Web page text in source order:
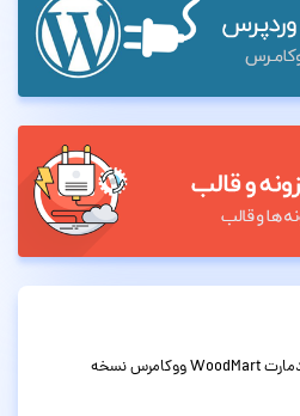
قالب فروشگاهی چندمنظوره وودمارت WoodMart ووکامرس نسخه